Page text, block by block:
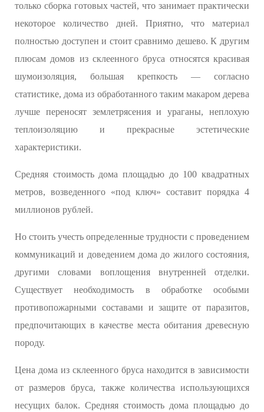
только сборка готовых частей, что занимает практически
некоторое количество дней. Приятно, что материал
полностью доступен и стоит сравнимо дешево. К другим
плюсам домов из склеенного бруса относятся красивая
шумоизоляция, большая крепкость — согласно
статистике, дома из обработанного таким макаром дерева
лучше переносят землетрясения и ураганы, неплохую
теплоизоляцию и прекрасные эстетические
характеристики.
Средняя стоимость дома площадью до 100 квадратных
метров, возведенного «под ключ» составит порядка 4
миллионов рублей.
Но стоить учесть определенные трудности с проведением
коммуникаций и доведением дома до жилого состояния,
другими словами воплощения внутренней отделки.
Существует необходимость в обработке особыми
противопожарными составами и защите от паразитов,
предпочитающих в качестве места обитания древесную
породу.
Цена дома из склеенного бруса находится в зависимости
от размеров бруса, также количества использующихся
несущих балок. Средняя стоимость дома площадью до